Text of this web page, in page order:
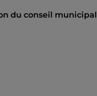
du conseil municipal